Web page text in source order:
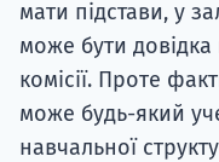
мати підстави, у
може бути довідка
комісії. Проте
може будь-який
навчальної